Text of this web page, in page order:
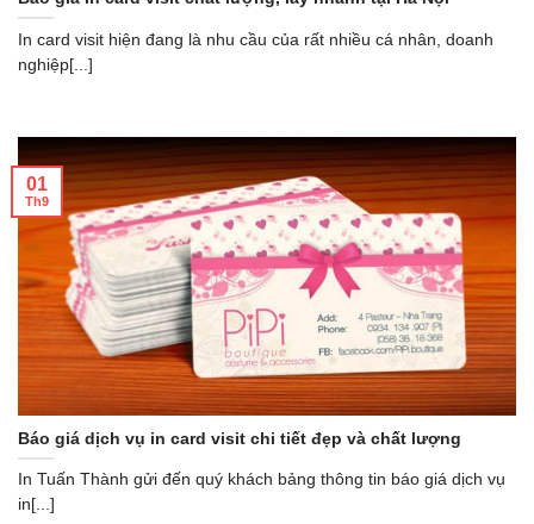
In card visit hiện đang là nhu cầu của rất nhiều cá nhân, doanh
nghiệp[...]
Báo giá dịch vụ in card visit chi tiết đẹp và chất lượng
In Tuấn Thành gửi đến quý khách bảng thông tin báo giá dịch vụ
in[...]
01
Th9